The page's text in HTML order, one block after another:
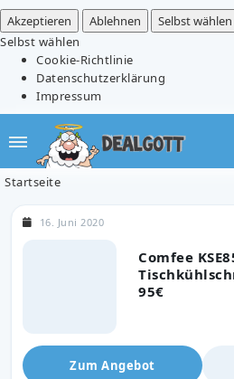
Akzeptieren
Ablehnen Selbst wählen
Selbst wählen
Cookie-Richtlinie
Datenschutzerklärung
Impressum
Startseite
Comfee
95€
16. Juni 2020
Zum Angebot